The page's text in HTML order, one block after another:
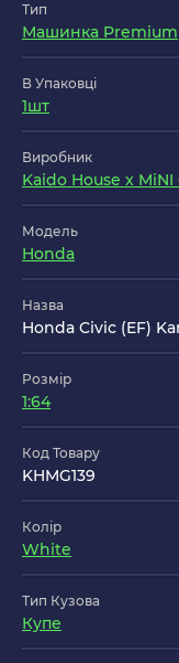
Тип
Машинка Premium
В Упаковці
1шт
Виробник
Kaido House x MiNI
Модель
Honda
Назва
Honda Civic (EF)
Розмір
1:64
Код Товару
KHMG139
Колір
White
Тип Кузова
Купе